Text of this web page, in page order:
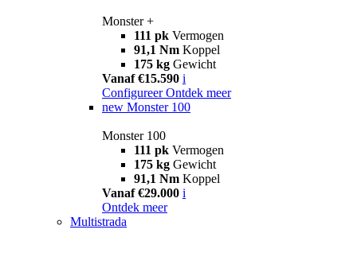
Monster +
111 pk Vermogen
91,1 Nm Koppel
175 kg Gewicht
Vanaf €15.590 i
Configureer Ontdek meer
new Monster 100
Monster 100
111 pk Vermogen
175 kg Gewicht
91,1 Nm Koppel
Vanaf €29.000 i
Ontdek meer
Multistrada